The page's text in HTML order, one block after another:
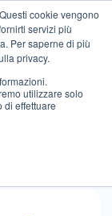
cookie vengono
servizi più
Per saperne di più
privacy.
utilizzare solo
di effettuare